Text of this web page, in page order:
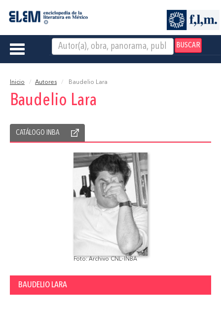
BUSCAR
Toggle
Inicio Autores Baudelio Lara
Baudelio Lara
CATÁLOGO INBA
Foto: Archivo CNL-INBA
BAUDELIO LARA